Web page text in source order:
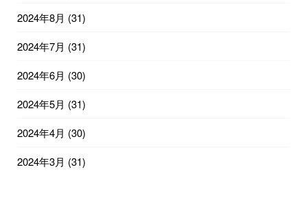
2024年8月 (31)
2024年7月 (31)
2024年6月 (30)
2024年5月 (31)
2024年4月 (30)
2024年3月 (31)